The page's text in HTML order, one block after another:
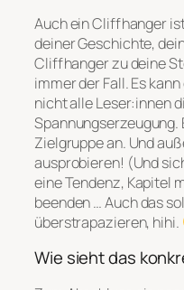
Auch ein Cliffhanger
deiner Geschichte,
Cliffhanger zu deine
immer der Fall. Es
nicht alle Leser:innen
Spannungserzeugung.
Zielgruppe an. Und
ausprobieren! (Und
eine Tendenz, Kapitel
beenden … Auch das
überstrapazieren, hihi.
Wie sieht das